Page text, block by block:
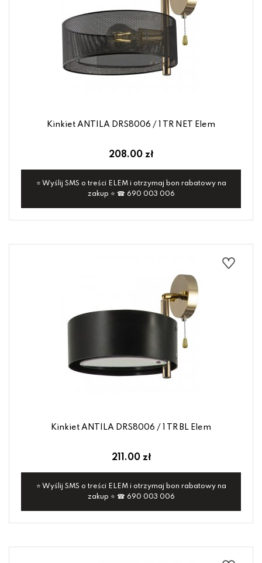
Kinkiet ANTILA DRS8006 / 1 TR NET Elem
208.00 zł
⭐ Wyślij SMS o treści ELEM i otrzymaj bon rabatowy na
zakup ⭐ ☎ 690 003 006
Kinkiet ANTILA DRS8006 / 1 TR BL Elem
211.00 zł
⭐ Wyślij SMS o treści ELEM i otrzymaj bon rabatowy na
zakup ⭐ ☎ 690 003 006